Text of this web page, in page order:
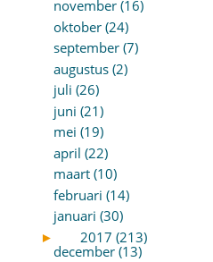
november (16)
oktober (24)
september (7)
augustus (2)
juli (26)
juni (21)
mei (19)
april (22)
maart (10)
februari (14)
januari (30)
►
2017 (213)
december (13)